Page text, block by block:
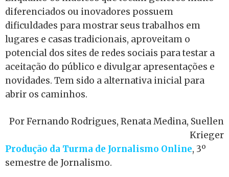
diferenciados ou inovadores possuem
dificuldades para mostrar seus trabalhos em
lugares e casas tradicionais, aproveitam o
potencial dos sites de redes sociais para testar a
aceitação do público e divulgar apresentações e
novidades. Tem sido a alternativa inicial para
abrir os caminhos.
Por Fernando Rodrigues, Renata Medina, Suellen
Krieger
Produção da Turma de Jornalismo Online, 3º
semestre de Jornalismo.